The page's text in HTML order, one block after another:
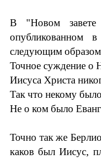
В "Новом завете
опубликованном
следующим
Точное суждение о
Иисуса Христа
Так что некому
Не о ком было
Точно так же
каков был Иисус,